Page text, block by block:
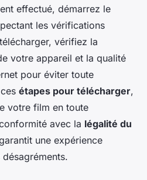
effectué, démarrez le
les vérifications
vérifiez la
votre appareil et la qualité
pour éviter toute
étapes pour télécharger,
votre film en toute
avec la légalité du
une expérience